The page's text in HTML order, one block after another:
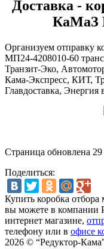
Доставка -
КаМаЗ
Организуем отправку
МП24-4208010-60
Транзит-Эко,
Кама-Экспресс, КИТ,
Главдоставка,
Страница обновлена 29
Поделиться:
Купить коробка
вы можете в компании
интернет магазине,
телефону или в офисе
2026 © “Редуктор-